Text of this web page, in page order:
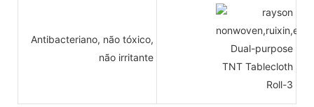
Antibacteriano, não tóxico,
não irritante